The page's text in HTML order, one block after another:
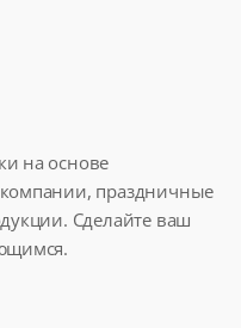
на основе
праздничные
Сделайте ваш